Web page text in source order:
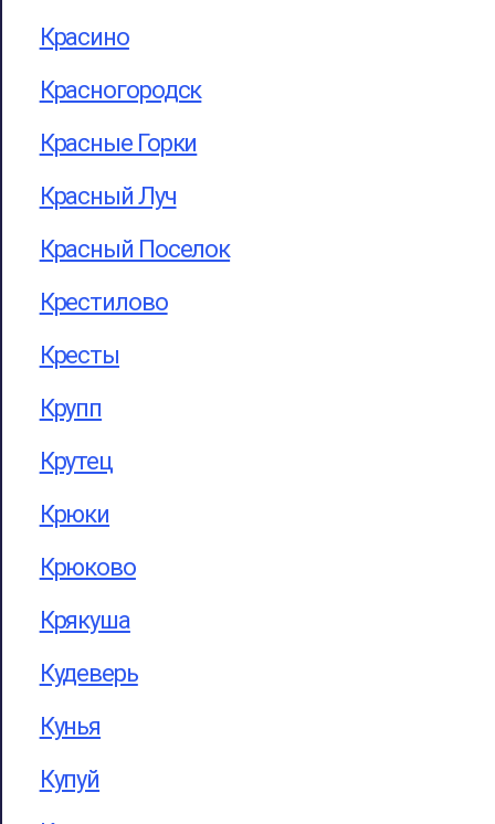
Красино
Красногородск
Красные Горки
Красный Луч
Красный Поселок
Крестилово
Кресты
Крупп
Крутец
Крюки
Крюково
Крякуша
Кудеверь
Кунья
Купуй